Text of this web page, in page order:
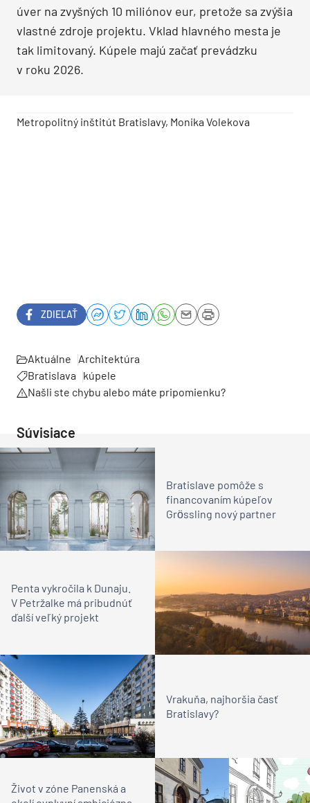
úver na zvyšných 10 miliónov eur, pretože sa zvýšia
vlastné zdroje projektu. Vklad hlavného mesta je
tak limitovaný. Kúpele majú začať prevádzku
v roku 2026.
Metropolitný inštitút Bratislavy, Monika Volekova
ZDIEĽAŤ
Aktuálne
Architektúra
Bratislava
kúpele
Našli ste chybu alebo máte pripomienku?
Súvisiace
Bratislave pomôže s
financovaním kúpeľov
Grӧssling nový partner
Penta vykročila k Dunaju.
V Petržalke má pribudnúť
ďalší veľký projekt
Vrakuňa, najhoršia časť
Bratislavy?
Život v zóne Panenská a